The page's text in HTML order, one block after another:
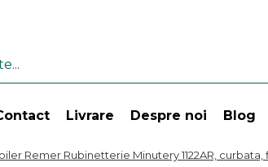
Livrare Despre noi Blog
Remer Rubinetterie Minutery 1122AR, curbata,